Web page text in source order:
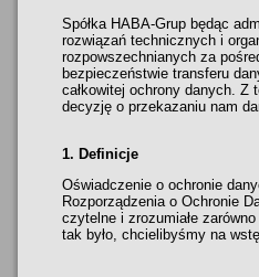
Spółka HABA-Grup będąc
rozwiązań technicznych i
rozpowszechnianych za
bezpieczeństwie transferu
całkowitej ochrony danych. Z
decyzję o przekazaniu nam
1. Definicje
Oświadczenie o ochronie
Rozporządzenia o Ochronie
czytelne i zrozumiałe
tak było, chcielibyśmy na